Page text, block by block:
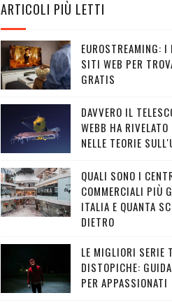
ARTICOLI PIÙ LETTI
EUROSTREAMING:
SITI WEB PER
GRATIS
DAVVERO IL
WEBB HA RIVELATO
NELLE TEORIE
QUALI SONO I
COMMERCIALI PIÙ
ITALIA E QUANTA
DIETRO
LE MIGLIORI SERIE
DISTOPICHE:
PER APPASSIONATI